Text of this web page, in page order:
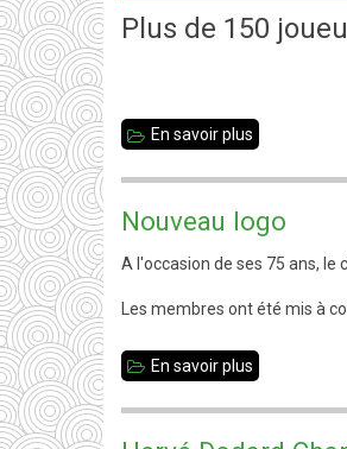
mai
2016
Tous
les
résultats
Plus de 150
En savoir plus
Grand
Prix
de
Nouveau logo
A l'occasion de ses 75 ans, le
Les membres ont été mis à
En savoir plus